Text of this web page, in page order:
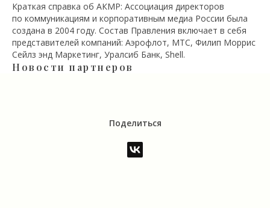
Краткая справка об АКМР: Ассоциация директоров
по коммуникациям и корпоративным медиа России была
создана в 2004 году. Состав Правления включает в себя
представителей компаний: Аэрофлот, МТС, Филип Моррис
Сейлз энд Маркетинг, Уралсиб Банк, Shell.
Новости партнеров
Поделиться